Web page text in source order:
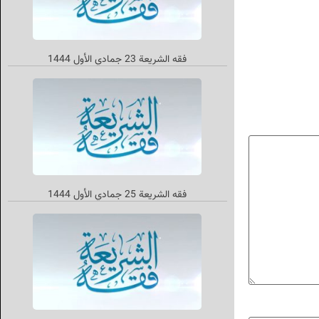
فقه الشریعة 23 جمادي الأول 1444
فقه الشريعة 25 جمادي الأول 1444